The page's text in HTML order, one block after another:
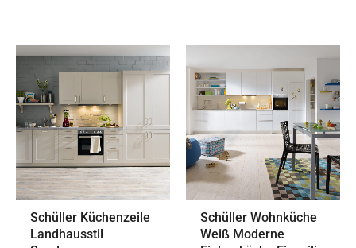
Schüller Küchenzeile
Landhausstil
Schüller Wohnküche
Weiß Moderne